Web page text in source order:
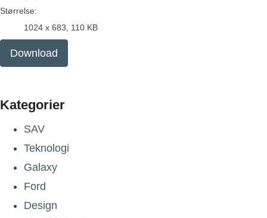
Størrelse:
1024 x 683, 110 KB
Download
Kategorier
SAV
Teknologi
Galaxy
Ford
Design